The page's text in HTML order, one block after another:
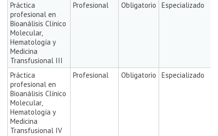
Práctica
profesional en
Bioanálisis Clínico
Molecular,
Hematología y
Medicina
Transfusional III
Profesional Obligatorio Especializado
Práctica
profesional en
Bioanálisis Clínico
Molecular,
Hematología y
Medicina
Transfusional IV
Profesional Obligatorio Especializado